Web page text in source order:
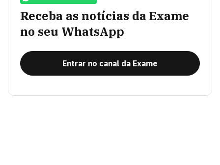
Receba as notícias da Exame
no seu WhatsApp
Entrar no canal da Exame